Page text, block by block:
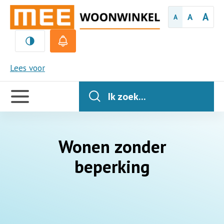
A A A
Lees voor
MEE
Handige
links
Ik zoek...
Wonen zonder
beperking